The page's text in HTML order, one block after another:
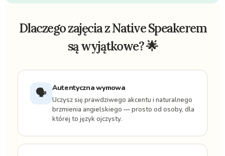
Dlaczego zajęcia z Native Speakerem
są wyjątkowe? 🌟
🗣️ Autentyczna wymowa
Uczysz się prawdziwego akcentu i naturalnego
brzmienia angielskiego — prosto od osoby, dla
której to język ojczysty.